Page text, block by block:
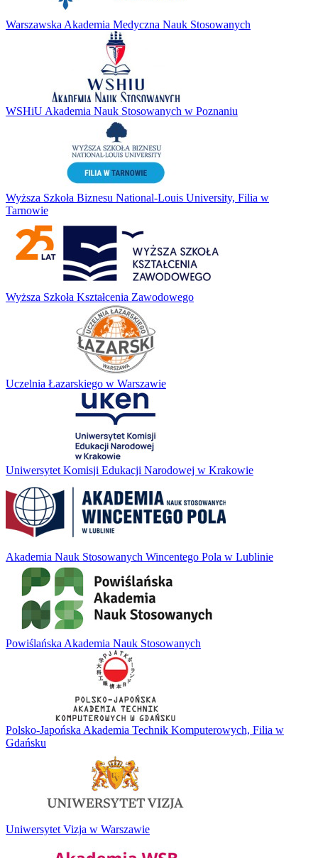
Warszawska Akademia Medyczna Nauk Stosowanych
WSHiU Akademia Nauk Stosowanych w Poznaniu
Wyższa Szkoła Biznesu National-Louis University, Filia w
Tarnowie
Wyższa Szkoła Kształcenia Zawodowego
Uczelnia Łazarskiego w Warszawie
Uniwersytet Komisji Edukacji Narodowej w Krakowie
Akademia Nauk Stosowanych Wincentego Pola w Lublinie
Powiślańska Akademia Nauk Stosowanych
Polsko-Japońska Akademia Technik Komputerowych, Filia w
Gdańsku
Uniwersytet Vizja w Warszawie